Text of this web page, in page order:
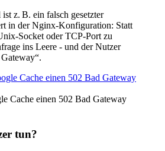
z. B. ein falsch gesetzter
in der Nginx-Konfiguration: Statt
Socket oder TCP-Port zu
ins Leere - und der Nutzer
Cache einen 502 Bad Gateway
tun?